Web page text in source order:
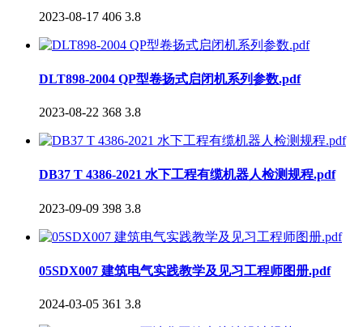
2023-08-17 406 3.8
DLT898-2004 QP型卷扬式启闭机系列参数.pdf
2023-08-22 368 3.8
DB37 T 4386-2021 水下工程有缆机器人检测规程.pdf
2023-09-09 398 3.8
05SDX007 建筑电气实践教学及见习工程师图册.pdf
2024-03-05 361 3.8